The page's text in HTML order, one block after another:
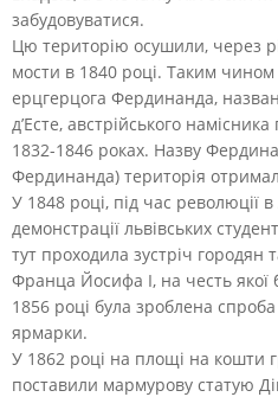
забудовуватися.
Цю територію осушили, через
мости в 1840 році. Таким
ерцгерцога Фердинанда,
д’Есте, австрійського намісника
1832-1846 роках. Назву
Фердинанда) територія
У 1848 році, під час революції
демонстрації львівських
тут проходила зустріч городян
Франца Йосифа I, на честь якої
1856 році була зроблена
ярмарки.
У 1862 році на площі на кошти
поставили мармурову статую